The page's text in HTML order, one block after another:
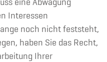
eine Abwägung
Interessen
noch nicht feststeht,
haben Sie das Recht,
Ihrer